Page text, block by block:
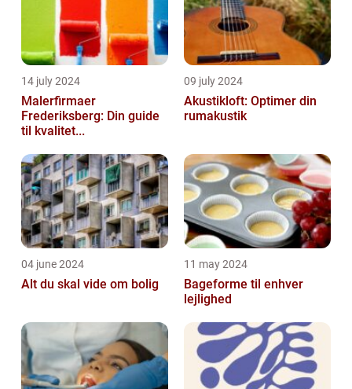
14 july 2024
Malerfirmaer
Frederiksberg: Din guide
til kvalitet...
09 july 2024
Akustikloft: Optimer din
rumakustik
04 june 2024
Alt du skal vide om bolig
11 may 2024
Bageforme til enhver
lejlighed